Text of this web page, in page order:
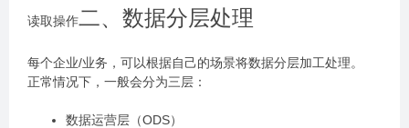
读取操作二、数据分层处理
每个企业/业务，可以根据自己的场景将数据分层加工处理。
正常情况下，一般会分为三层：
数据运营层（ODS）